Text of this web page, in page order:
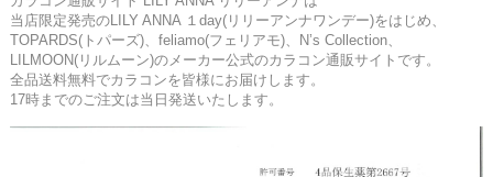
当店限定発売のLILY ANNA １day(リリーアンナワンデー)をはじめ、
TOPARDS(トパーズ)、feliamo(フェリアモ)、N’s Collection、
LILMOON(リルムーン)のメーカー公式のカラコン通販サイトです。
全品送料無料でカラコンを皆様にお届けします。
17時までのご注文は当日発送いたします。